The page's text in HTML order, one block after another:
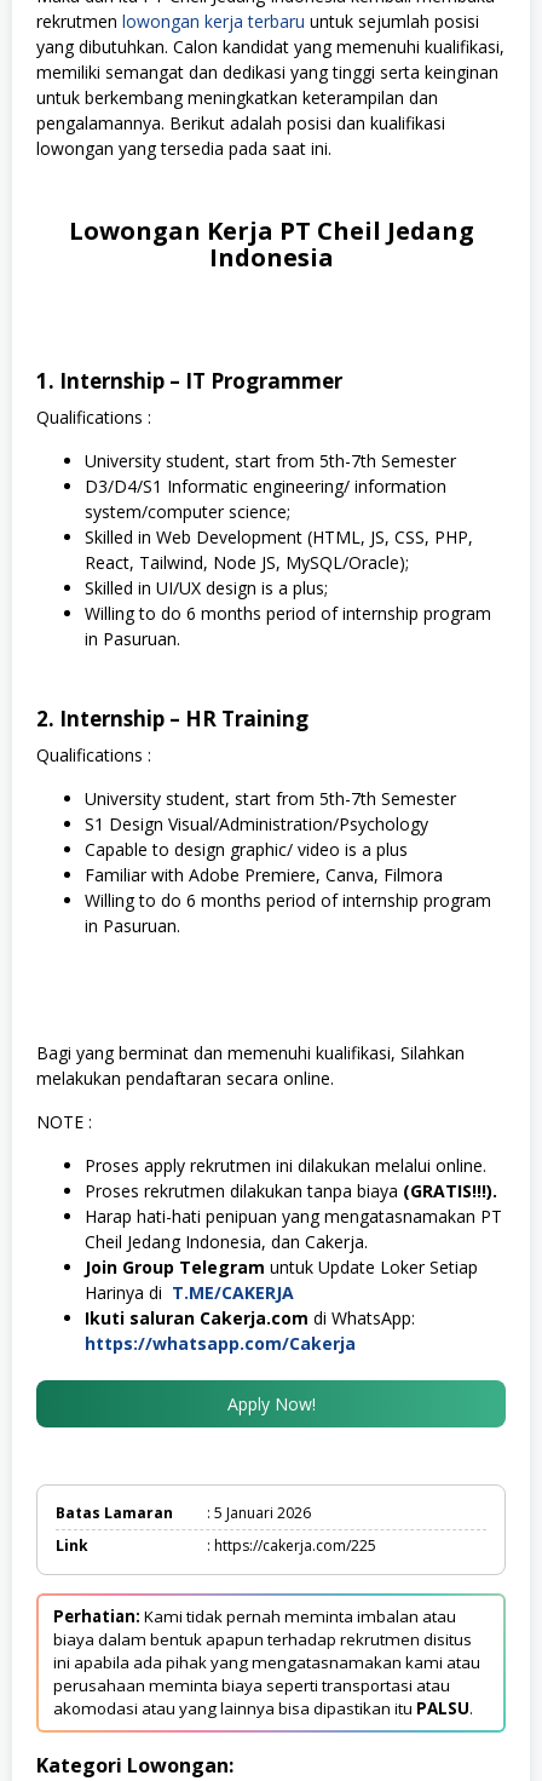
rekrutmen lowongan kerja terbaru untuk sejumlah posisi
yang dibutuhkan. Calon kandidat yang memenuhi kualifikasi,
memiliki semangat dan dedikasi yang tinggi serta keinginan
untuk berkembang meningkatkan keterampilan dan
pengalamannya. Berikut adalah posisi dan kualifikasi
lowongan yang tersedia pada saat ini.
Lowongan Kerja PT Cheil Jedang
Indonesia
1. Internship – IT Programmer
Qualifications :
University student, start from 5th-7th Semester
D3/D4/S1 Informatic engineering/ information
system/computer science;
Skilled in Web Development (HTML, JS, CSS, PHP,
React, Tailwind, Node JS, MySQL/Oracle);
Skilled in UI/UX design is a plus;
Willing to do 6 months period of internship program
in Pasuruan.
2. Internship – HR Training
Qualifications :
University student, start from 5th-7th Semester
S1 Design Visual/Administration/Psychology
Capable to design graphic/ video is a plus
Familiar with Adobe Premiere, Canva, Filmora
Willing to do 6 months period of internship program
in Pasuruan.
Bagi yang berminat dan memenuhi kualifikasi, Silahkan
melakukan pendaftaran secara online.
NOTE :
Proses apply rekrutmen ini dilakukan melalui online.
Proses rekrutmen dilakukan tanpa biaya (GRATIS!!!).
Harap hati-hati penipuan yang mengatasnamakan PT
Cheil Jedang Indonesia, dan Cakerja.
Join Group Telegram untuk Update Loker Setiap
Harinya di T.ME/CAKERJA
Ikuti saluran Cakerja.com di WhatsApp:
https://whatsapp.com/Cakerja
Apply Now!
Batas Lamaran
: 5 Januari 2026
Link
: https://cakerja.com/225
Perhatian: Kami tidak pernah meminta imbalan atau
biaya dalam bentuk apapun terhadap rekrutmen disitus
ini apabila ada pihak yang mengatasnamakan kami atau
perusahaan meminta biaya seperti transportasi atau
akomodasi atau yang lainnya bisa dipastikan itu PALSU.
Kategori Lowongan: